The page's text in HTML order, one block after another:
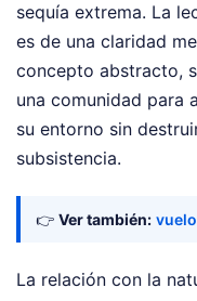
sequía extrema. La
es de una claridad
concepto abstracto,
una comunidad para
su entorno sin
subsistencia.
👉 Ver también:
La relación con la